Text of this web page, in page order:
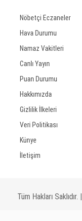
Nöbetçi Eczaneler
Hava Durumu
Namaz Vakitleri
Canlı Yayın
Puan Durumu
Hakkımızda
Gizlilik İlkeleri
Veri Politikası
Künye
İletişim
Tüm Hakları Saklıdır. |